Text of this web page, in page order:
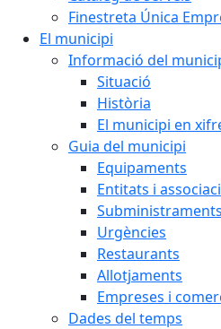
Finestreta Única
El municipi
Informació del
Situació
Història
El municipi en
Guia del municipi
Equipaments
Entitats i
Subministraments
Urgències
Restaurants
Allotjaments
Empreses i
Dades del temps